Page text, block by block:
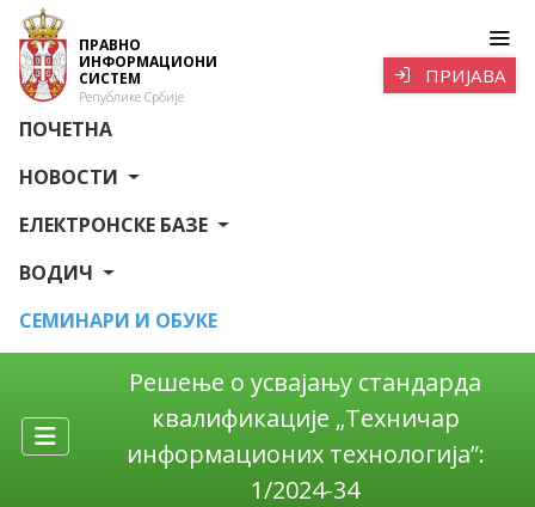
ПРАВНО
ИНФОРМАЦИОНИ
СИСТЕМ
Републике Србије
ПРИЈАВА
ПОЧЕТНА
НОВОСТИ
ЕЛЕКТРОНСКЕ БАЗЕ
ВОДИЧ
СЕМИНАРИ И ОБУКЕ
Решење о усвајању стандарда
квалификације „Техничар
информационих технологија”:
1/2024-34